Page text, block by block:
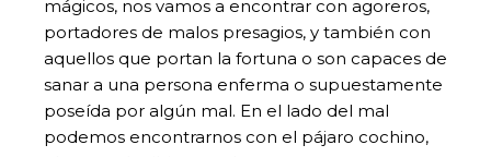
mágicos, nos vamos a encontrar con agoreros,
portadores de malos presagios, y también con
aquellos que portan la fortuna o son capaces de
sanar a una persona enferma o supuestamente
poseída por algún mal. En el lado del mal
podemos encontrarnos con el pájaro cochino,